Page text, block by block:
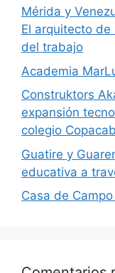
​Mérida y
El arquitecto
del trabajo
Academia
Construktors
expansión
colegio
Guatire y
educativa a
Casa de